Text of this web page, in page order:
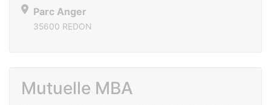
Parc Anger
35600 REDON
Mutuelle MBA